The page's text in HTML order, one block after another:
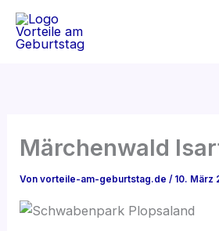
Zum
Inhalt
springen
Märchenwald
Vonvorteile-am-geburtstag.de/ 10. März